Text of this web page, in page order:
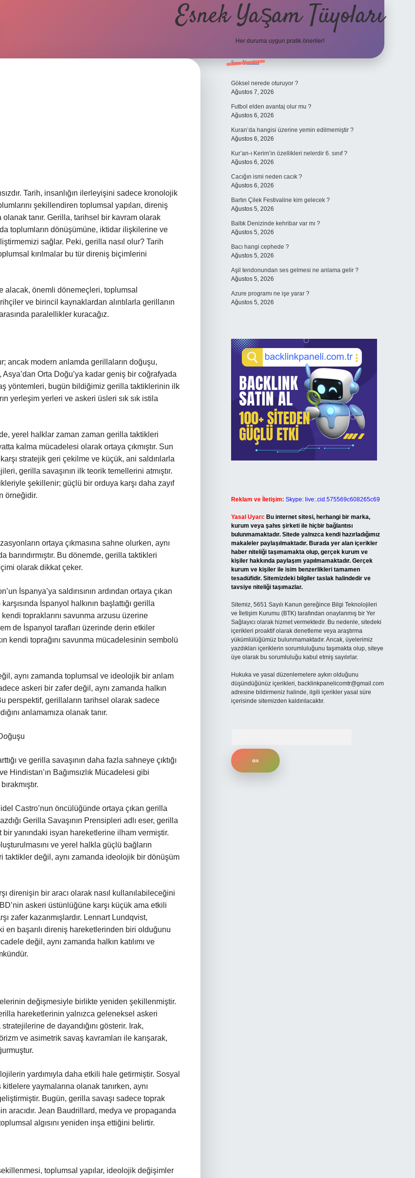
Esnek Yaşam Tüyoları
Her duruma uygun pratik öneriler!
Tarih, insanlığın ilerleyişini sadece kronolojik
şekillendiren toplumsal yapıları, direniş
tanır. Gerilla, tarihsel bir kavram olarak
toplumların dönüşümüne, iktidar ilişkilerine ve
sağlar. Peki, gerilla nasıl olur? Tarih
kırılmalar bu tür direniş biçimlerini
alacak, önemli dönemeçleri, toplumsal
ve birincil kaynaklardan alıntılarla gerillanın
paralellikler kuracağız.
ancak modern anlamda gerillaların doğuşu,
Orta Doğu’ya kadar geniş bir coğrafyada
yöntemleri, bugün bildiğimiz gerilla taktiklerinin ilk
yerleşim yerleri ve askeri üsleri sık sık istila
yerel halklar zaman zaman gerilla taktikleri
kalma mücadelesi olarak ortaya çıkmıştır. Sun
stratejik geri çekilme ve küçük, ani saldırılarla
gerilla savaşının ilk teorik temellerini atmıştır.
şekillenir; güçlü bir orduya karşı daha zayıf
örneğidir.
ortaya çıkmasına sahne olurken, aynı
barındırmıştır. Bu dönemde, gerilla taktikleri
olarak dikkat çeker.
İspanya’ya saldırısının ardından ortaya çıkan
İspanyol halkının başlattığı gerilla
topraklarını savunma arzusu üzerine
de İspanyol tarafları üzerinde derin etkiler
kendi toprağını savunma mücadelesinin sembolü
aynı zamanda toplumsal ve ideolojik bir anlam
askeri bir zafer değil, aynı zamanda halkın
perspektif, gerillaların tarihsel olarak sadece
anlamamıza olanak tanır.
ve gerilla savaşının daha fazla sahneye çıktığı
Hindistan’ın Bağımsızlık Mücadelesi gibi
Castro’nun öncülüğünde ortaya çıkan gerilla
Gerilla Savaşının Prensipleri adlı eser, gerilla
bir yanındaki isyan hareketlerine ilham vermiştir.
ve yerel halkla güçlü bağların
taktikler değil, aynı zamanda ideolojik bir dönüşüm
direnişin bir aracı olarak nasıl kullanılabileceğini
askeri üstünlüğüne karşı küçük ama etkili
zafer kazanmışlardır. Lennart Lundqvist,
en başarılı direniş hareketlerinden biri olduğunu
değil, aynı zamanda halkın katılımı ve
değişmesiyle birlikte yeniden şekillenmiştir.
hareketlerinin yalnızca geleneksel askeri
de dayandığını gösterir. Irak,
ve asimetrik savaş kavramları ile karışarak,
yardımıyla daha etkili hale getirmiştir. Sosyal
yaymalarına olanak tanırken, aynı
Bugün, gerilla savaşı sadece toprak
aracıdır. Jean Baudrillard, medya ve propaganda
algısını yeniden inşa ettiğini belirtir.
toplumsal yapılar, ideolojik değişimler
Sidebar
Son Yazılar
Göksel nerede oturuyor ?
Ağustos 7, 2026
Futbol elden avantaj olur mu ?
Ağustos 6, 2026
Kuran’da hangisi üzerine yemin edilmemiştir ?
Ağustos 6, 2026
Kur’an-ı Kerim’in özellikleri nelerdir 6. sınıf ?
Ağustos 6, 2026
Cacığın ismi neden cacık ?
Ağustos 6, 2026
Bartın Çilek Festivaline kim gelecek ?
Ağustos 5, 2026
Baltık Denizinde kehribar var mı ?
Ağustos 5, 2026
Bacı hangi cephede ?
Ağustos 5, 2026
Aşil tendonundan ses gelmesi ne anlama gelir ?
Ağustos 5, 2026
Azure programı ne işe yarar ?
Ağustos 5, 2026
Reklam ve İletişim: Skype: live:.cid.575569c608265c69
Yasal Uyarı: Bu internet sitesi, herhangi bir marka,
kurum veya şahıs şirketi ile hiçbir bağlantısı
bulunmamaktadır. Sitede yalnızca kendi hazırladığımız
makaleler paylaşılmaktadır. Burada yer alan içerikler
haber niteliği taşımamakta olup, gerçek kurum ve
kişiler hakkında paylaşım yapılmamaktadır. Gerçek
kurum ve kişiler ile isim benzerlikleri tamamen
tesadüfidir. Sitemizdeki bilgiler taslak halindedir ve
tavsiye niteliği taşımazlar.
Sitemiz, 5651 Sayılı Kanun gereğince Bilgi Teknolojileri
ve İletişim Kurumu (BTK) tarafından onaylanmış bir Yer
Sağlayıcı olarak hizmet vermektedir. Bu nedenle, sitedeki
içerikleri proaktif olarak denetleme veya araştırma
yükümlülüğümüz bulunmamaktadır. Ancak, üyelerimiz
yazdıkları içeriklerin sorumluluğunu taşımakta olup, siteye
üye olarak bu sorumluluğu kabul etmiş sayılırlar.
Hukuka ve yasal düzenlemelere aykırı olduğunu
düşündüğünüz içerikleri, backlinkpanelicomtr@gmail.com
adresine bildirmeniz halinde, ilgili içerikler yasal süre
içerisinde sitemizden kaldırılacaktır.